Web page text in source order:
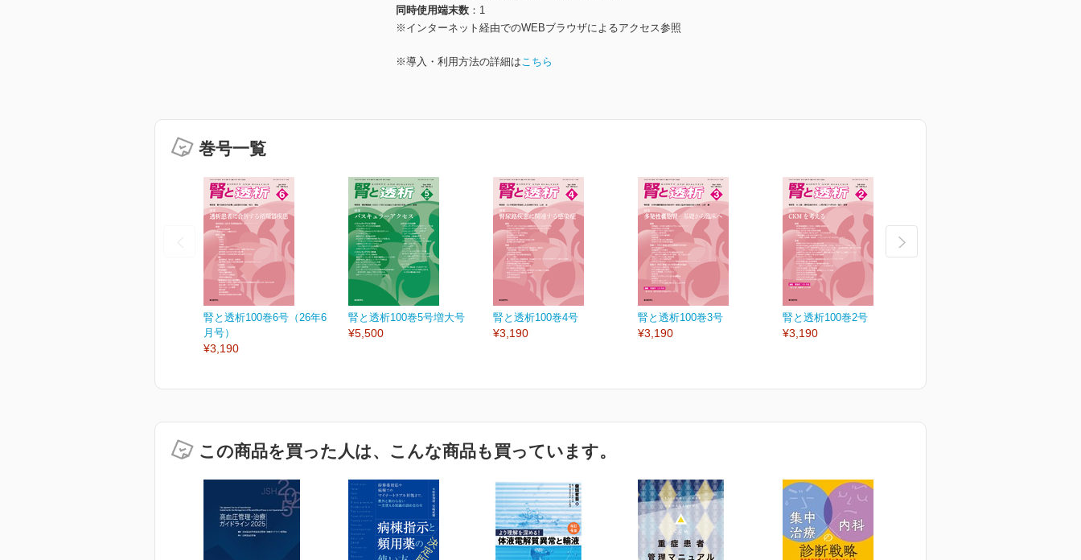
同時使用端末数
1
※インターネット経由でのWEBブラウザによるアクセス参照
※導入・利用方法の詳細はこちら
巻号一覧
腎と透析100巻6号（26年6
月号）
¥3,190
腎と透析100巻5号増大号
¥5,500
腎と透析100巻4号
¥3,190
腎と透析100巻3号
¥3,190
腎と透析100巻2号
¥3,190
この商品を買った人は、こんな商品も買っています。